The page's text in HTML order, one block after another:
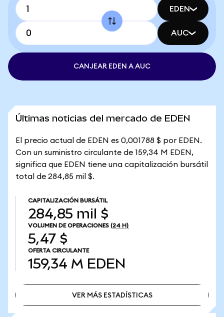
EDEN
AUC
CANJEAR EDEN A AUC
Últimas noticias del mercado de EDEN
El precio actual de EDEN es 0,001788 $ por EDEN.
Con un suministro circulante de 159,34 M EDEN,
significa que EDEN tiene una capitalización bursátil
total de 284,85 mil $.
CAPITALIZACIÓN BURSÁTIL
284,85 mil $
VOLUMEN DE OPERACIONES (24 H)
5,47 $
OFERTA CIRCULANTE
159,34 M EDEN
VER MÁS ESTADÍSTICAS